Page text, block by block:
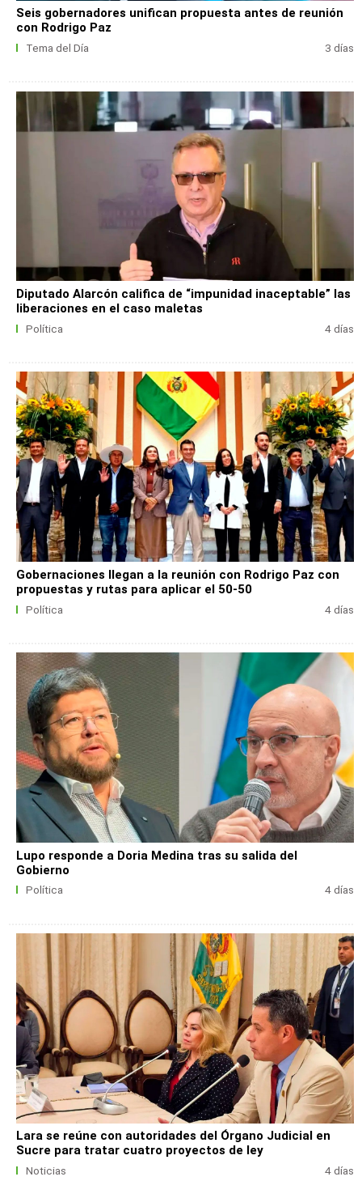
Seis gobernadores unifican propuesta antes de reunión
con Rodrigo Paz
Tema del Día 3 días
Diputado Alarcón califica de “impunidad inaceptable” las
liberaciones en el caso maletas
Política 4 días
Gobernaciones llegan a la reunión con Rodrigo Paz con
propuestas y rutas para aplicar el 50-50
Política 4 días
Lupo responde a Doria Medina tras su salida del
Gobierno
Política 4 días
Lara se reúne con autoridades del Órgano Judicial en
Sucre para tratar cuatro proyectos de ley
Noticias 4 días